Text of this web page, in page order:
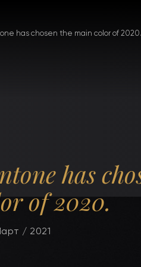
has chosen the main color of 2020.
has
of 2020.
/ 2021